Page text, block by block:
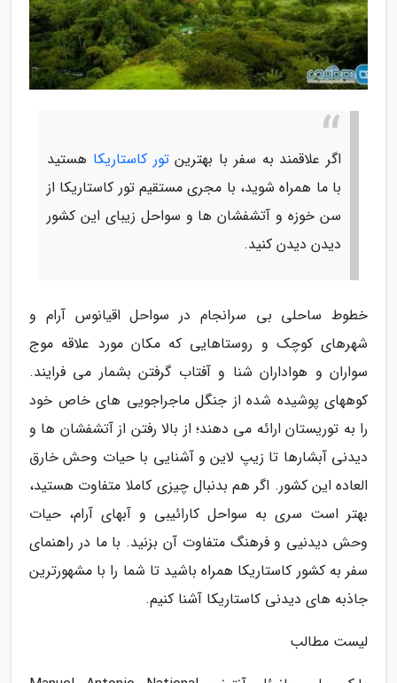
اگر علاقمند به سفر با بهترینتور کاستاریکا هستید
با ما همراه شوید، با مجری مستقیم تور کاستاریکا از
سن خوزه و آتشفشان ها و سواحل زیبای این کشور
دیدن دیدن کنید.
خطوط ساحلی بی سرانجام در سواحل اقیانوس آرام و
شهرهای کوچک و روستاهایی که مکان مورد علاقه موج
سواران و هواداران شنا و آفتاب گرفتن بشمار می فرایند.
کوههای پوشیده شده از جنگل ماجراجویی های خاص خود
را به توریستان ارائه می دهند؛ از بالا رفتن از آتشفشان ها و
دیدنی آبشارها تا زیپ لاین و آشنایی با حیات وحش خارق
العاده این کشور. اگر هم بدنبال چیزی کاملا متفاوت هستید،
بهتر است سری به سواحل کارائیبی و آبهای آرام، حیات
وحش دیدنیی و فرهنگ متفاوت آن بزنید. با ما در راهنمای
سفر به کشور کاستاریکا همراه باشید تا شما را با مشهورترین
جاذبه های دیدنی کاستاریکا آشنا کنیم.
لیست مطالب